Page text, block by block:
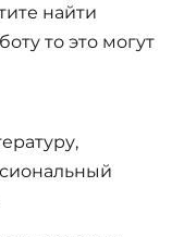
найти
то это могут